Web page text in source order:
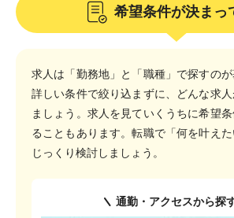
希望条件が決まっ
求人は「勤務地」と「職種」で探すの
詳しい条件で絞り込まずに、どんな求
ましょう。求人を見ていくうちに希望
ることもあります。転職で「何を叶え
じっくり検討しましょう。
通勤・アクセスから探